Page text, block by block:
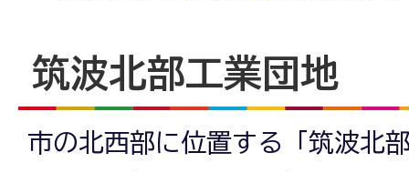
筑波北部工業団地
市の北西部に位置する「筑波北